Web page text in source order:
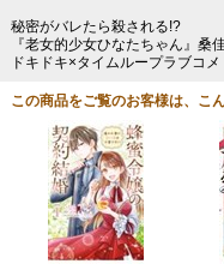
秘密がバレたら殺される!?
『老女的少女ひなたちゃん』桑
ドキドキ×タイムループラブコメ
この商品をご覧のお客様は、こ